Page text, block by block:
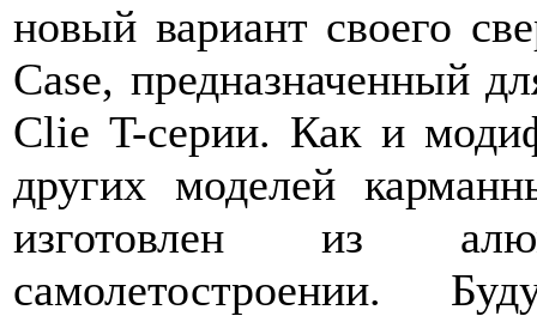
новый вариант своего
Case, предназначенный
Clie T-серии. Как и
других моделей
изготовлен из
самолетостроении.